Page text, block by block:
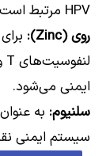
HPV مرتبط است.
روی (Zinc):
ایمنی می‌شود.
سلنیوم: به
سیستم ایمنی